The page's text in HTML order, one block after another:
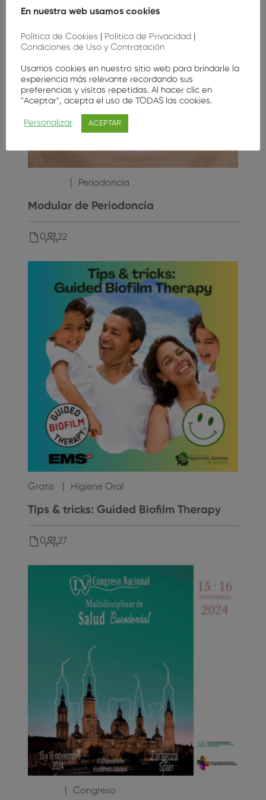
Periodoncia
Modular de Periodoncia
0 22
Gratis Higiene Oral
Tips & tricks: Guided Biofilm Therapy
0 27
Congreso
En nuestra web usamos cookies
Política de Cookies Política de Privacidad
Condiciones de Uso y Contratación
Usamos cookies en nuestro sitio web para brindarle la
experiencia más relevante recordando sus
preferencias y visitas repetidas. Al hacer clic en
"Aceptar", acepta el uso de TODAS las cookies.
Personalizar ACEPTAR